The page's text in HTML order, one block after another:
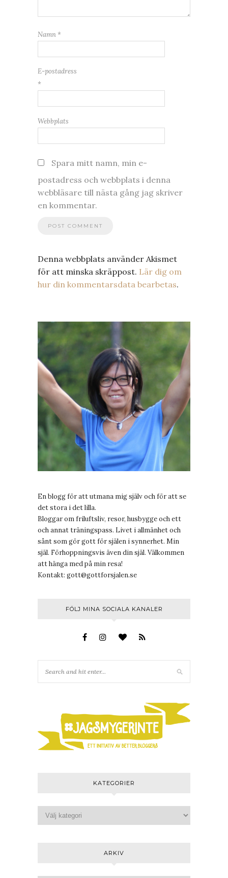
Namn *
E-postadress
*
Webbplats
Spara mitt namn, min e-
postadress och webbplats i denna
webbläsare till nästa gång jag skriver
en kommentar.
Denna webbplats använder Akismet
för att minska skräppost. Lär dig om
hur din kommentarsdata bearbetas.
En blogg för att utmana mig själv och för att se
det stora i det lilla.
Bloggar om friluftsliv, resor, husbygge och ett
och annat träningspass. Livet i allmänhet och
sånt som gör gott för själen i synnerhet. Min
själ. Förhoppningsvis även din själ. Välkommen
att hänga med på min resa!
Kontakt: gott@gottforsjalen.se
FÖLJ MINA SOCIALA KANALER
KATEGORIER
ARKIV